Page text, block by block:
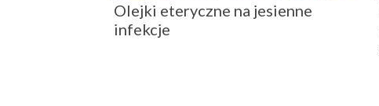
Olejki eteryczne na jesienne
infekcje